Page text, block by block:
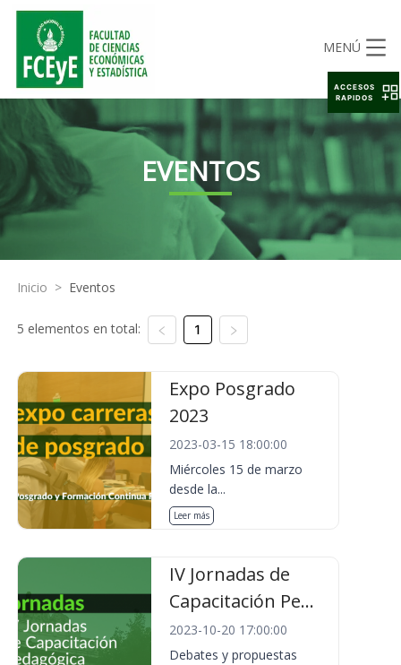
MENÚ
EVENTOS
Inicio > Eventos
5 elementos en total: 1
Expo Posgrado
2023
2023-03-15 18:00:00
Miércoles 15 de marzo
desde la...
Leer más
IV Jornadas de
Capacitación Pe...
2023-10-20 17:00:00
Debates y propuestas
ACCESOS
RAPIDOS